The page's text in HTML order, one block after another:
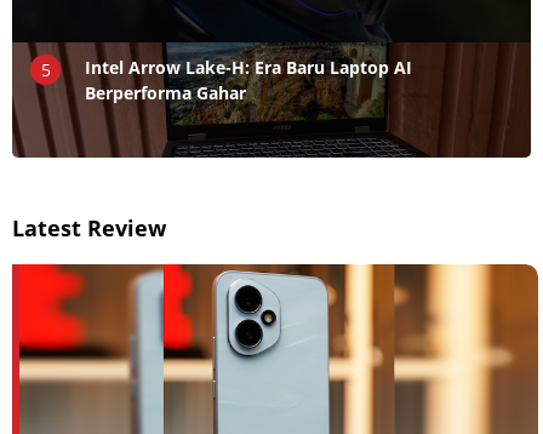
5
Intel Arrow Lake-H: Era Baru Laptop AI
Berperforma Gahar
Latest Review